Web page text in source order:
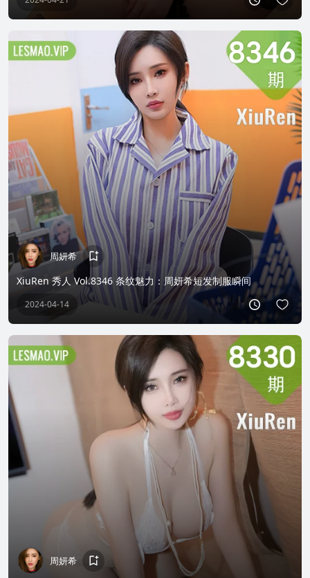
周妍希
XiuRen 秀人 Vol.8346 条纹魅力：周妍希短发制服瞬间
2024-04-14
周妍希